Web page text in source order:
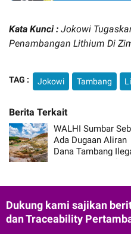
Kata Kunci : Jokowi
Penambangan Lithium Di
TAG : Jokowi Tambang
WALHI Sumbar
Ada Dugaan Aliran
Dana Tambang
600 Juta Per Bulan
Dukung kami sajikan
dan Traceability